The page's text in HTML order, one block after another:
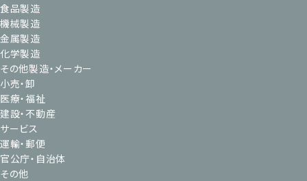
食品製造
機械製造
金属製造
化学製造
その他製造・メーカー
小売・卸
医療・福祉
建設・不動産
サービス
運輸・郵便
官公庁・自治体
その他